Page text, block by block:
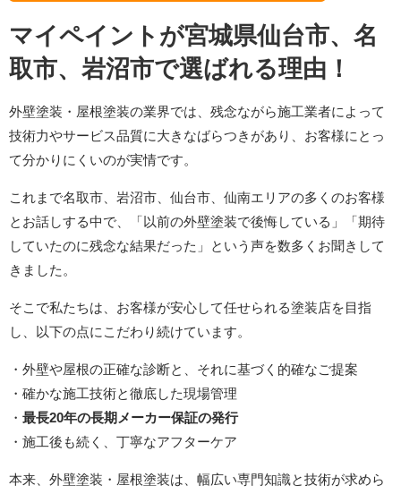
マイペイントが宮城県仙台市、名
取市、岩沼市で選ばれる理由！
外壁塗装・屋根塗装の業界では、残念ながら施工業者によって
技術力やサービス品質に大きなばらつきがあり、お客様にとっ
て分かりにくいのが実情です。
これまで名取市、岩沼市、仙台市、仙南エリアの多くのお客様
とお話しする中で、「以前の外壁塗装で後悔している」「期待
していたのに残念な結果だった」という声を数多くお聞きして
きました。
そこで私たちは、お客様が安心して任せられる塗装店を目指
し、以下の点にこだわり続けています。
・外壁や屋根の正確な診断と、それに基づく的確なご提案
・確かな施工技術と徹底した現場管理
・ 最長20年の長期メーカー保証の発行
・施工後も続く、丁寧なアフターケア
本来、外壁塗装・屋根塗装は、幅広い専門知識と技術が求めら